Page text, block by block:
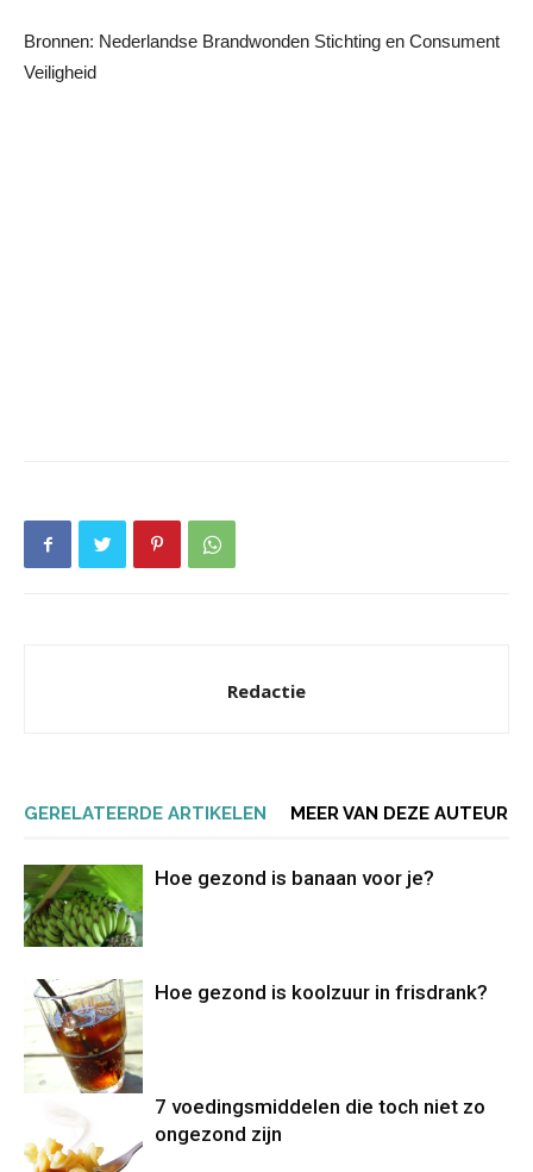
Bronnen: Nederlandse Brandwonden Stichting en Consument
Veiligheid
Redactie
GERELATEERDE ARTIKELEN MEER VAN DEZE AUTEUR
Hoe gezond is banaan voor je?
Hoe gezond is koolzuur in frisdrank?
7 voedingsmiddelen die toch niet zo
ongezond zijn